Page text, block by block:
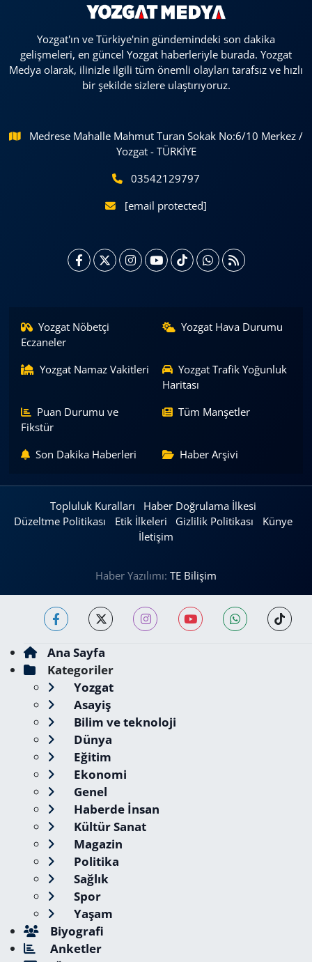
Yozgat'ın ve Türkiye'nin gündemindeki son dakika
gelişmeleri, en güncel Yozgat haberleriyle burada. Yozgat
Medya olarak, ilinizle ilgili tüm önemli olayları tarafsız ve hızlı
bir şekilde sizlere ulaştırıyoruz.
Medrese Mahalle Mahmut Turan Sokak No:6/10 Merkez /
Yozgat - TÜRKİYE
03542129797
[email protected]
Yozgat Nöbetçi
Eczaneler
Yozgat Hava Durumu
Yozgat Namaz Vakitleri
Yozgat Trafik Yoğunluk
Haritası
Puan Durumu ve
Fikstür
Tüm Manşetler
Son Dakika Haberleri Haber Arşivi
Topluluk Kuralları
Haber Doğrulama İlkesi
Düzeltme Politikası
Etik İlkeleri Gizlilik Politikası
Künye
İletişim
Haber Yazılımı: TE Bilişim
Ana Sayfa
Kategoriler
Yozgat
Asayiş
Bilim ve teknoloji
Dünya
Eğitim
Ekonomi
Genel
Haberde İnsan
Kültür Sanat
Magazin
Politika
Sağlık
Spor
Yaşam
Biyografi
Anketler